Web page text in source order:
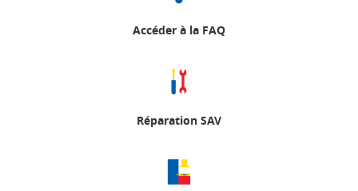
Accéder à la FAQ
Réparation SAV